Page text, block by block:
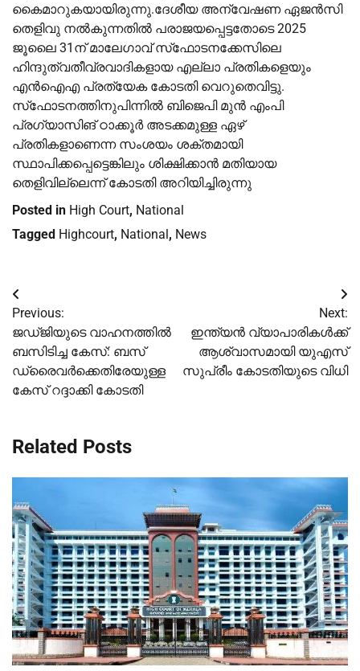
കൈമാറുകയായിരുന്നു.ദേശീയ അന്വേഷണ ഏജൻസി
തെളിവു നൽകുന്നതിൽ പരാജയപ്പെട്ടതോടെ 2025
ജൂലൈ 31ന് മാലേഗാവ് സ്‍ഫോടനക്കേസിലെ
ഹിന്ദുത്വതീവ്രവാദികളായ എല്ലാ പ്രതികളെയും
എൻഐഎ പ്രത്യേക കോടതി വെറുതെവിട്ടു.
സ്‌ഫോടനത്തിനുപിന്നിൽ ബിജെപി മുൻ എംപി
പ്രഗ്യാസിങ് ഠാക്കൂർ അടക്കമുള്ള ഏഴ്
പ്രതികളാണെന്ന സംശയം ശക്തമായി
സ്ഥാപിക്കപ്പെട്ടെങ്കിലും ശിക്ഷിക്കാൻ മതിയായ
തെളിവില്ലെന്ന് കോടതി അറിയിച്ചിരുന്നു
Posted in High Court, National
Tagged Highcourt, National, News
Post
navigation
Previous:
ജഡ്ജിയുടെ വാഹനത്തില്‍
ബസിടിച്ച കേസ്: ബസ്
ഡ്രൈവര്‍ക്കെതിരേയുള്ള
കേസ് റദ്ദാക്കി കോടതി
Next:
ഇന്ത്യൻ വ്യാപാരികൾക്ക്
ആശ്വാസമായി യുഎസ്
സുപ്രീം കോടതിയുടെ വിധി
Related Posts